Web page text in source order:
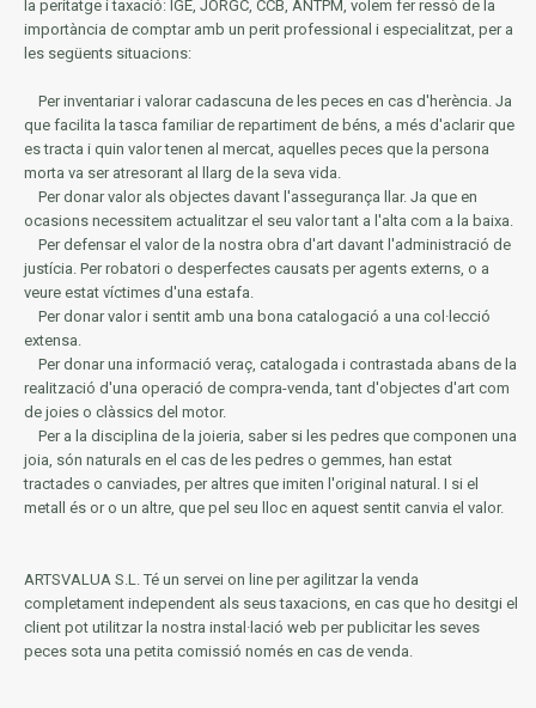
la peritatge i taxació: IGE, JORGC, CCB, ANTPM, volem fer ressò de la
importància de comptar amb un perit professional i especialitzat, per a
les següents situacions:
Per inventariar i valorar cadascuna de les peces en cas d'herència. Ja
que facilita la tasca familiar de repartiment de béns, a més d'aclarir que
es tracta i quin valor tenen al mercat, aquelles peces que la persona
morta va ser atresorant al llarg de la seva vida.
Per donar valor als objectes davant l'assegurança llar. Ja que en
ocasions necessitem actualitzar el seu valor tant a l'alta com a la baixa.
Per defensar el valor de la nostra obra d'art davant l'administració de
justícia. Per robatori o desperfectes causats per agents externs, o a
veure estat víctimes d'una estafa.
Per donar valor i sentit amb una bona catalogació a una col·lecció
extensa.
Per donar una informació veraç, catalogada i contrastada abans de la
realització d'una operació de compra-venda, tant d'objectes d'art com
de joies o clàssics del motor.
Per a la disciplina de la joieria, saber si les pedres que componen una
joia, són naturals en el cas de les pedres o gemmes, han estat
tractades o canviades, per altres que imiten l'original natural. I si el
metall és or o un altre, que pel seu lloc en aquest sentit canvia el valor.
ARTSVALUA S.L. Té un servei on line per agilitzar la venda
completament independent als seus taxacions, en cas que ho desitgi el
client pot utilitzar la nostra instal·lació web per publicitar les seves
peces sota una petita comissió només en cas de venda.